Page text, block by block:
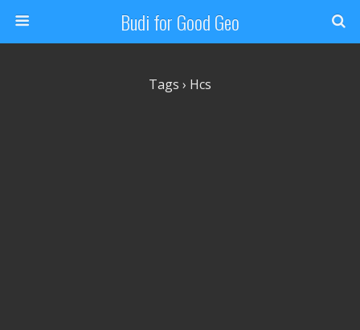
Budi for Good Geo
Tags › Hcs